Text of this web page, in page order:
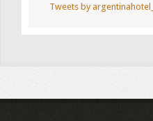
Tweets by argentinahotel_